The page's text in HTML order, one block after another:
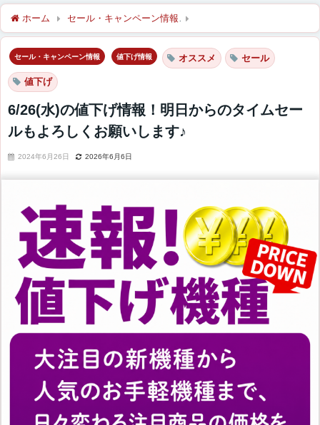
ホーム セール・キャンペーン情報
セール・キャンペーン情報 値下げ情報 オススメ セール
値下げ
6/26(水)の値下げ情報！明日からのタイムセー
ルもよろしくお願いします♪
2024年6月26日 2026年6月6日